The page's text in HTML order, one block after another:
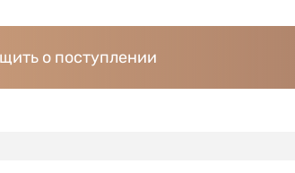
о поступлении